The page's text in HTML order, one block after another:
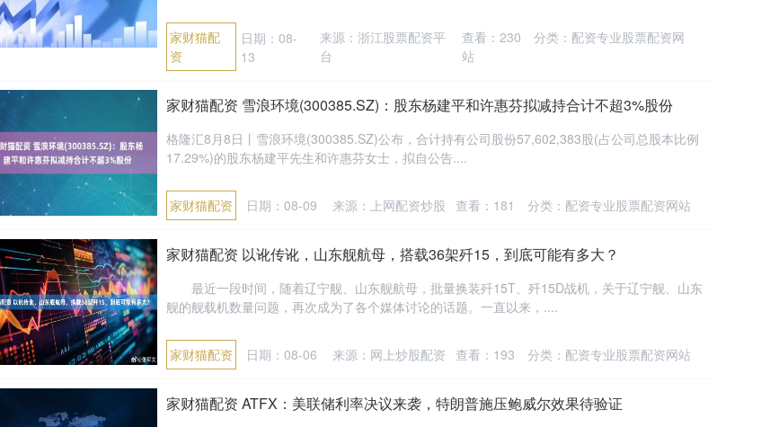
家财猫配
资
日期：08-
13
来源：浙江股票配资平
台
查看：230 分类： 配资专业股票配资网
站
家财猫配资 雪浪环境(300385.SZ)：股东杨建平和许惠芬拟减持合计不超3%股份
格隆汇8月8日丨雪浪环境(300385.SZ)公布，合计持有公司股份57,602,383股(占公司总股本比例
17.29%)的股东杨建平先生和许惠芬女士，拟自公告....
家财猫配资 日期：08-09 来源：上网配资炒股 查看： 181 分类： 配资专业股票配资网站
家财猫配资 以讹传讹，山东舰航母，搭载36架歼15，到底可能有多大？
最近一段时间，随着辽宁舰、山东舰航母，批量换装歼15T、歼15D战机，关于辽宁舰、山东
舰的舰载机数量问题，再次成为了各个媒体讨论的话题。一直以来，....
家财猫配资 日期：08-06 来源：网上炒股配资 查看： 193 分类： 配资专业股票配资网站
家财猫配资 ATFX：美联储利率决议来袭，特朗普施压鲍威尔效果待验证